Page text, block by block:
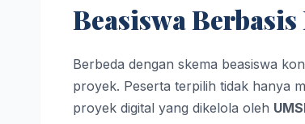
Beasiswa
Berbeda dengan skema beasiswa
proyek. Peserta terpilih tidak hanya
proyek digital yang dikelola oleh